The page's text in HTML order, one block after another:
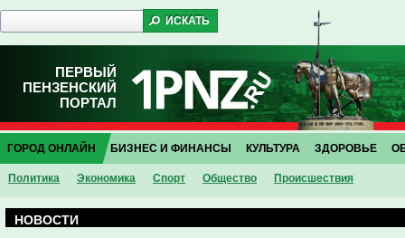
ПЕРВЫЙ
ПЕНЗЕНСКИЙ
ПОРТАЛ
ГОРОД ОНЛАЙН
Политика Экономика Спорт Общество Проиcшествия
БИЗНЕС И ФИНАНСЫ КУЛЬТУРА ЗДОРОВЬЕ
НОВОСТИ